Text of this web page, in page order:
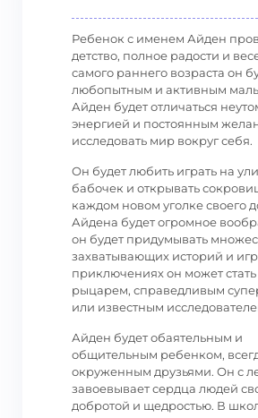
Ребенок с именем Айден
детство, полное радости и
самого раннего возраста он
любопытным и активным
Айден будет отличаться
энергией и постоянным
исследовать мир вокруг себя.
Он будет любить играть на
бабочек и открывать
каждом новом уголке своего
Айдена будет огромное
он будет придумывать
захватывающих историй и
приключениях он может
рыцарем, справедливым
или известным
Айден будет обаятельным и
общительным ребенком,
окруженным друзьями. Он с
завоевывает сердца людей
добротой и щедростью. В